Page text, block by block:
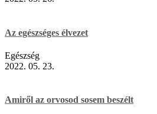
Az egészséges élvezet
Egészség
2022. 05. 23.
Amiről az orvosod sosem beszélt